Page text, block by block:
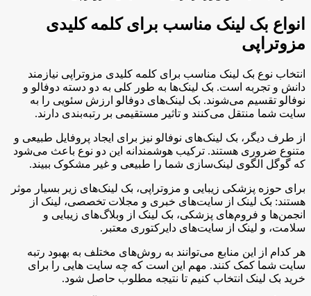
انواع بک لینک مناسب برای کلمه کلیدی
مزوتراپی
انتخاب نوع بک لینک مناسب برای کلمه کلیدی مزوتراپی نیازمند
دانش و تجربه است. بک لینک‌ها به طور کلی به دو دسته دوفالو و
نوفالو تقسیم می‌شوند. بک لینک‌های دوفالو ارزش سئویی را به
سایت شما منتقل می‌کنند و تاثیر مستقیمی بر رتبه‌بندی دارند.
از طرف دیگر، بک لینک‌های نوفالو نیز برای ایجاد پروفایل طبیعی و
متنوع ضروری هستند. ترکیب هوشمندانه این دو نوع باعث می‌شود
که گوگل الگوی لینک‌سازی شما را طبیعی و غیر مشکوک ببیند.
برای حوزه پزشکی زیبایی و مزوتراپی، بک لینک‌های زیر بسیار موثر
هستند: بک لینک از سایت‌های خبری و مجلات تخصصی، لینک از
انجمن‌ها و فروم‌های پزشکی، بک لینک از وبلاگ‌های زیبایی و
سلامت، و لینک از سایت‌های دایرکتوری معتبر.
هر کدام از این منابع می‌توانند به روش‌های مختلف به بهبود رتبه
سایت شما کمک کنند. مهم این است که چه سایت هایی را برای
خرید بک لینک انتخاب کنیم تا نتیجه مطلوب حاصل شود.